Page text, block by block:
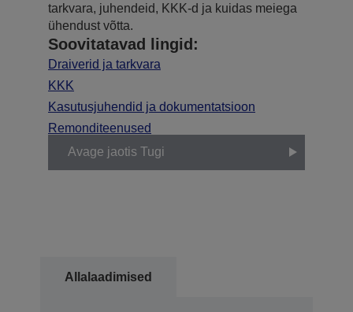
tarkvara, juhendeid, KKK-d ja kuidas meiega
ühendust võtta.
Soovitatavad lingid:
Draiverid ja tarkvara
KKK
Kasutusjuhendid ja dokumentatsioon
Remonditeenused
Avage jaotis Tugi
Allalaadimised